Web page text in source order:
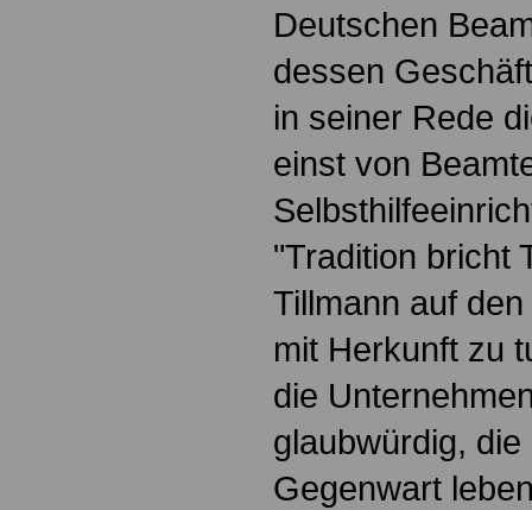
Deutschen
dessen
in seiner Rede
einst von
"Tradition bricht
Tillmann auf
mit Herkunft zu
die
glaubwürdig,
Gegenwart